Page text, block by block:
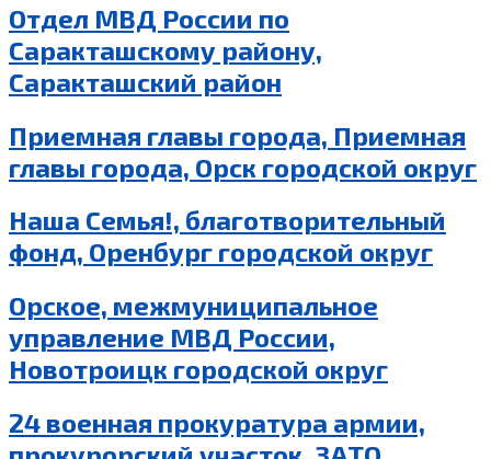
Отдел МВД России по
Саракташскому району,
Саракташский район
Приемная главы города, Приемная
главы города, Орск городской округ
Наша Семья!, благотворительный
фонд, Оренбург городской округ
Орское, межмуниципальное
управление МВД России,
Новотроицк городской округ
24 военная прокуратура армии,